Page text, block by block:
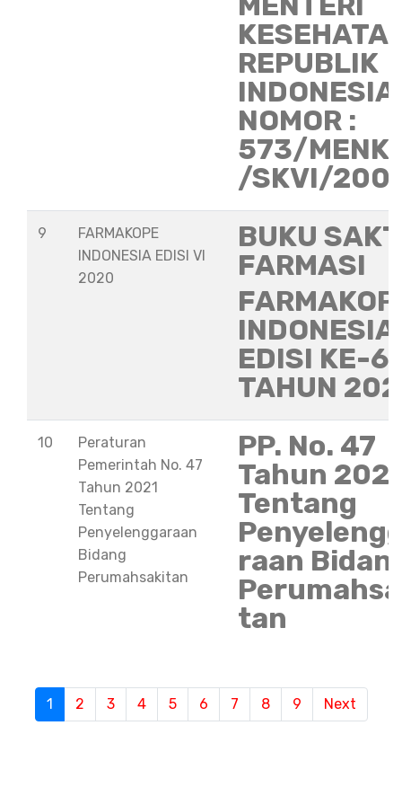
REPUBLIK
INDONESIA
NOMOR :
573/
/SKVI/
9
FARMAKOPE
INDONESIA EDISI VI
2020
BUKU
FARMASI
INDONESIA
EDISI KE-6
TAHUN
10
Peraturan
Pemerintah No. 47
Tahun 2021
Tentang
Penyelenggaraan
Bidang
Perumahsakitan
PP. No. 47
Tahun
Tentang
raan
tan
1 (current)
2 3 4 5 6 7 8 9 Next
S
e